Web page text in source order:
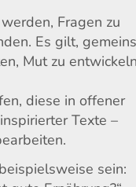
Fragen zu
Es gilt,
Mut zu
diese in offener
Texte –
sein: